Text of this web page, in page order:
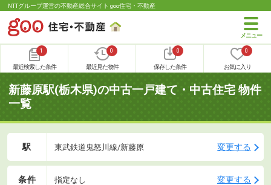
NTTグループ運営の不動産総合サイト goo住宅・不動産
1
最近検索した条件
0
最近見た物件
0
保存した条件
0
お気に入り
新藤原駅(栃木県)の中古一戸建て・中古住宅 物件
一覧
駅 東武鉄道鬼怒川線/新藤原 変更する
条件 指定なし 変更する